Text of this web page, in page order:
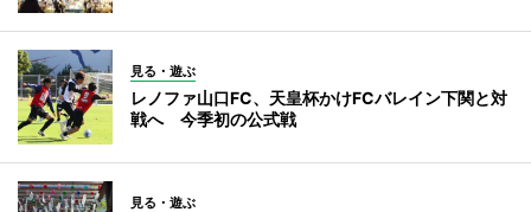
見る・遊ぶ
レノファ山口FC、天皇杯かけFCバレイン下関と対
戦へ 今季初の公式戦
見る・遊ぶ